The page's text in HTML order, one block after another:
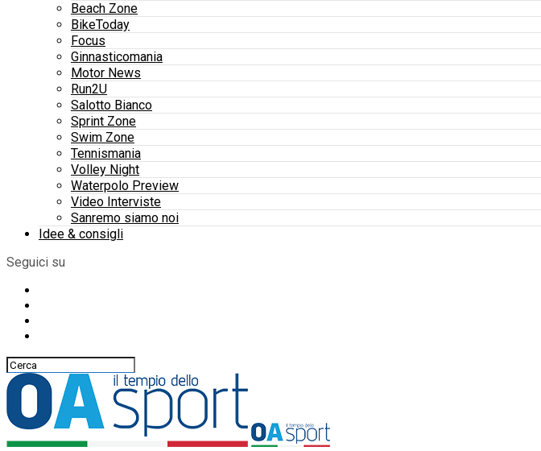
Beach Zone
BikeToday
Focus
Ginnasticomania
Motor News
Run2U
Salotto Bianco
Sprint Zone
Swim Zone
Tennismania
Volley Night
Waterpolo Preview
Video Interviste
Sanremo siamo noi
Idee & consigli
Seguici su